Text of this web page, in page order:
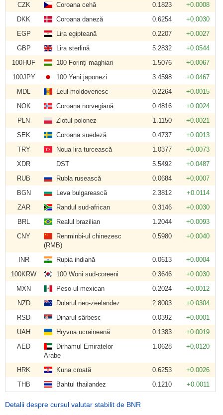
CZK
Coroana cehă 0.1823
+0.0008
DKK
Coroana daneză 0.6254
+0.0030
EGP
Lira egipteană 0.2207
+0.0027
GBP
Lira sterlină 5.2832
+0.0544
100HUF
100 Forinți maghiari 1.5076
+0.0067
100JPY
100 Yeni japonezi 3.4598
+0.0467
MDL
Leul moldovenesc 0.2264
+0.0015
NOK
Coroana norvegiană 0.4816
+0.0024
PLN
Zlotul polonez 1.1150
+0.0021
SEK
Coroana suedeză 0.4737
+0.0013
TRY
Noua lira turcească 1.0377
+0.0073
XDR
DST 5.5492
+0.0487
RUB
Rubla rusească 0.0684
+0.0007
BGN
Leva bulgarească 2.3812
+0.0114
ZAR
Randul sud-african 0.3146
+0.0030
BRL
Realul brazilian 1.2044
+0.0093
CNY
Renminbi-ul chinezesc
(RMB)
0.5980 +0.0040
INR Rupia indiană 0.0613
+0.0004
100KRW
100 Woni sud-coreeni 0.3646
+0.0030
MXN
Peso-ul mexican 0.2024
+0.0012
NZD
Dolarul neo-zeelandez 2.8003
+0.0304
RSD
Dinarul sârbesc 0.0392
+0.0001
UAH
Hryvna ucraineană 0.1383
+0.0019
AED
Dirhamul Emiratelor
Arabe
1.0628 +0.0120
HRK Kuna croată 0.6253
+0.0026
THB
Bahtul thailandez 0.1210 +0.0011
Detalii despre cursul valutar stabilit de BNR